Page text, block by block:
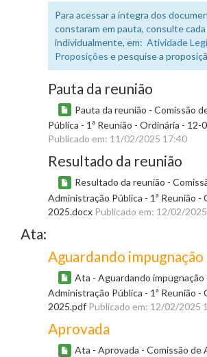
Para acessar a íntegra dos
constaram em pauta, consulte cada
individualmente, em: Atividade
Proposições e pesquise a
Pauta da reunião
Pauta da reunião - Comissão
Pública - 1ª Reunião - Ordinária - 12-
Publicado em: 11/02/2025 17:40
Resultado da reunião
Resultado da reunião -
Administração Pública - 1ª Reunião -
2025.docx Publicado em: 12/02/
Ata:
Aguardando impugnação
Ata - Aguardando impugnação
Administração Pública - 1ª Reunião -
2025.pdf Publicado em: 12/02/2025
Aprovada
Ata - Aprovada - Comissão de